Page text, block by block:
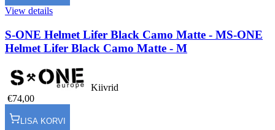
View details
S-ONE Helmet Lifer Black Camo Matte - MS-ONE
Helmet Lifer Black Camo Matte - M
Kiivrid
€74,00
LISA KORVI